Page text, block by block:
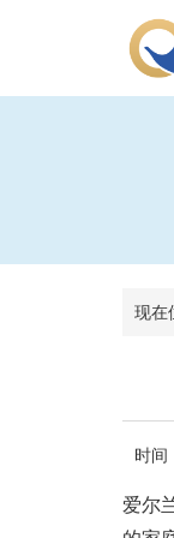
现在
时间
爱尔